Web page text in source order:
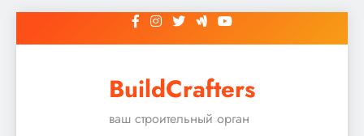
к
BuildCrafters
ваш строительный орган